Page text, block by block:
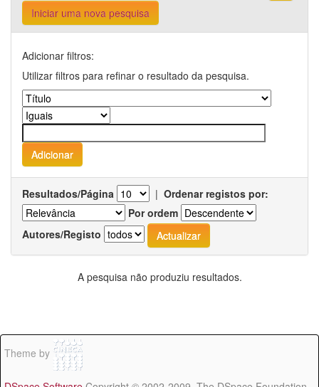
Iniciar uma nova pesquisa
Adicionar filtros:
Utilizar filtros para refinar o resultado da pesquisa.
Resultados/Página | Ordenar registos por:
Por ordem
Autores/Registo
A pesquisa não produziu resultados.
Theme by